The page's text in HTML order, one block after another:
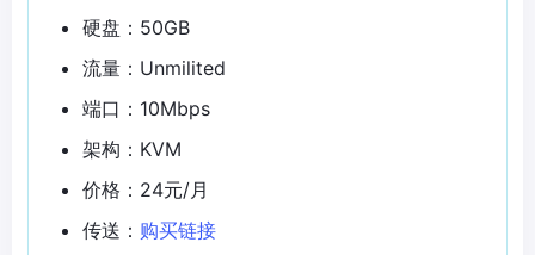
硬盘：50GB
流量：Unmilited
端口：10Mbps
架构：KVM
价格：24元/月
传送： 购买链接